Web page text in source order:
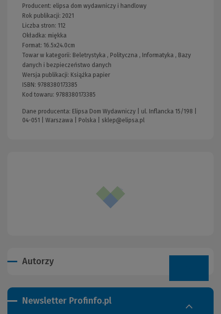
Producent: elipsa dom wydawniczy i handlowy
Rok publikacji: 2021
Liczba stron: 112
Okładka: miękka
Format: 16.5x24.0cm
Towar w kategorii: Beletrystyka , Polityczna , Informatyka , Bazy
danych i bezpieczeństwo danych
Wersja publikacji: Książka papier
ISBN: 9788380173385
Kod towaru: 9788380173385
Dane producenta: Elipsa Dom Wydawniczy | ul. Inflancka 15/198 |
04-051 | Warszawa | Polska | sklep@elipsa.pl
Autorzy
Newsletter Profinfo.pl